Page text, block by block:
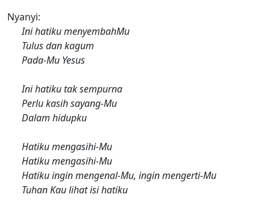
Nyanyi:
Ini hatiku menyembahMu
Tulus dan kagum
Pada-Mu Yesus
Ini hatiku tak sempurna
Perlu kasih sayang-Mu
Dalam hidupku
Hatiku mengasihi-Mu
Hatiku mengasihi-Mu
Hatiku ingin mengenal-Mu, ingin mengerti-Mu
Tuhan Kau lihat isi hatiku